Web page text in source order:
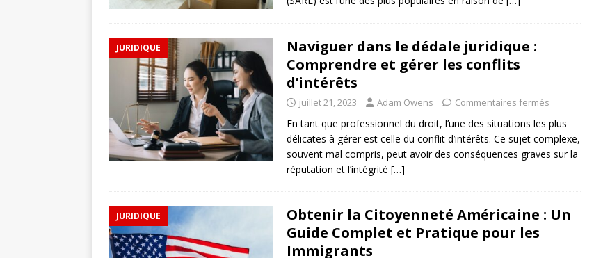
JURIDIQUE
Naviguer dans le dédale juridique :
Comprendre et gérer les conflits
d’intérêts
juillet 21, 2023 Adam Owens Commentaires fermés
En tant que professionnel du droit, l’une des situations les plus
délicates à gérer est celle du conflit d’intérêts. Ce sujet complexe,
souvent mal compris, peut avoir des conséquences graves sur la
réputation et l’intégrité […]
JURIDIQUE
Obtenir la Citoyenneté Américaine : Un
Guide Complet et Pratique pour les
Immigrants